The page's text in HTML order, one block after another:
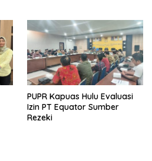
PUPR Kapuas Hulu Evaluasi
Izin PT Equator Sumber
Rezeki